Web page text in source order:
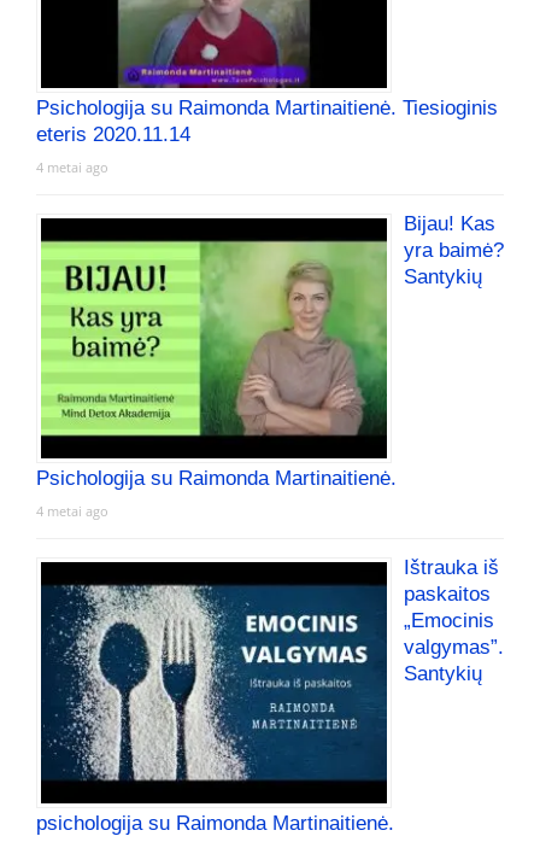
Psichologija su Raimonda Martinaitienė. Tiesioginis
eteris 2020.11.14
4 metai ago
Bijau! Kas
yra baimė?
Santykių
Psichologija su Raimonda Martinaitienė.
4 metai ago
Ištrauka iš
paskaitos
„Emocinis
valgymas”.
Santykių
psichologija su Raimonda Martinaitienė.